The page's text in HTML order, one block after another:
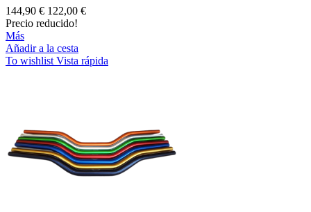
144,90 € 122,00 €
Precio reducido!
Más
Añadir a la cesta
To wishlist Vista rápida